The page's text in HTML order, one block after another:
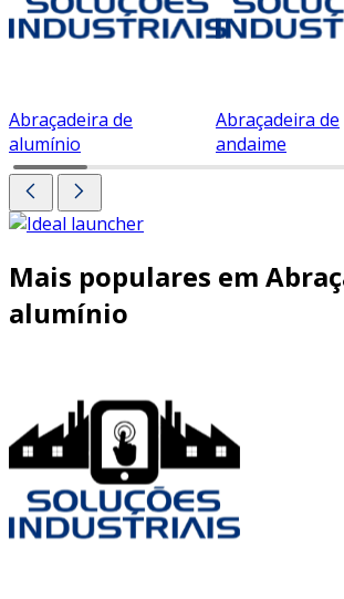
Abraçadeira de
alumínio
Abraçadeira de
andaime
Mais populares em
alumínio